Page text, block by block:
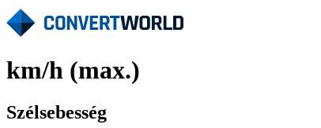
km/h (max.)
Szélsebesség